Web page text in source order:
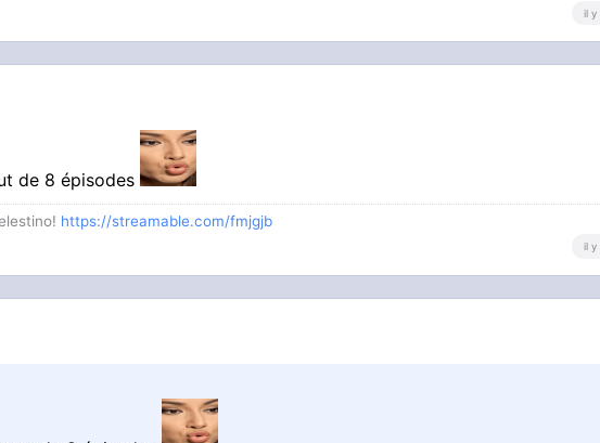
il y
de 8 épisodes
https://streamable.com/fmjgjb
il y